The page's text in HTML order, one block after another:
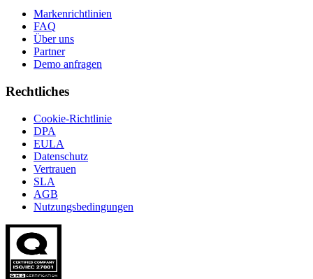
Markenrichtlinien
FAQ
Über uns
Partner
Demo anfragen
Rechtliches
Cookie-Richtlinie
DPA
EULA
Datenschutz
Vertrauen
SLA
AGB
Nutzungsbedingungen